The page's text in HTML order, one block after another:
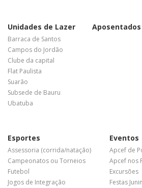
Unidades de Lazer
Barraca de Santos
Campos do Jordão
Clube da capital
Flat Paulista
Suarão
Subsede de Bauru
Ubatuba
Aposentados
Esportes
Assessoria (corrida/natação)
Campeonatos ou Torneios
Futebol
Jogos de Integração
Eventos
Apcef de
Apcef nos
Excursões
Festas